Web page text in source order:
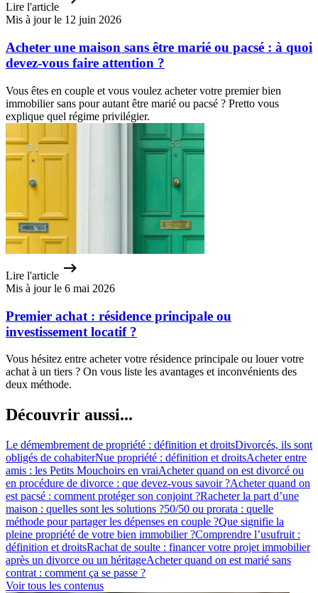
Lire l'article
Mis à jour le 12 juin 2026
Acheter une maison sans être marié ou pacsé : à quoi
devez-vous faire attention ?
Vous êtes en couple et vous voulez acheter votre premier bien
immobilier sans pour autant être marié ou pacsé ? Pretto vous
explique quel régime privilégier.
Lire l'article
Mis à jour le 6 mai 2026
Premier achat : résidence principale ou
investissement locatif ?
Vous hésitez entre acheter votre résidence principale ou louer votre
achat à un tiers ? On vous liste les avantages et inconvénients des
deux méthode.
Découvrir aussi...
Le démembrement de propriété : définition et droitsDivorcés, ils sont
obligés de cohabiterNue propriété : définition et droitsAcheter entre
amis : les Petits Mouchoirs en vraiAcheter quand on est divorcé ou
en procédure de divorce : que devez-vous savoir ?Acheter quand on
est pacsé : comment protéger son conjoint ?Racheter la part d’une
maison : quelles sont les solutions ?50/50 ou prorata : quelle
méthode pour partager les dépenses en couple ?Que signifie la
pleine propriété de votre bien immobilier ?Comprendre l’usufruit :
définition et droitsRachat de soulte : financer votre projet immobilier
après un divorce ou un héritageAcheter quand on est marié sans
contrat : comment ça se passe ?
Voir tous les contenus